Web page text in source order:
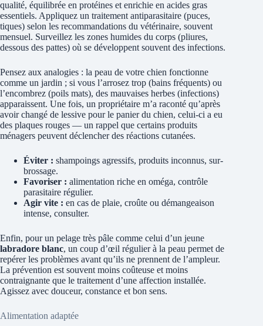
qualité, équilibrée en protéines et enrichie en acides gras
essentiels. Appliquez un traitement antiparasitaire (puces,
tiques) selon les recommandations du vétérinaire, souvent
mensuel. Surveillez les zones humides du corps (pliures,
dessous des pattes) où se développent souvent des infections.
Pensez aux analogies : la peau de votre chien fonctionne
comme un jardin ; si vous l’arrosez trop (bains fréquents) ou
l’encombrez (poils mats), des mauvaises herbes (infections)
apparaissent. Une fois, un propriétaire m’a raconté qu’après
avoir changé de lessive pour le panier du chien, celui-ci a eu
des plaques rouges — un rappel que certains produits
ménagers peuvent déclencher des réactions cutanées.
Éviter : shampoings agressifs, produits inconnus, sur-
brossage.
Favoriser : alimentation riche en oméga, contrôle
parasitaire régulier.
Agir vite : en cas de plaie, croûte ou démangeaison
intense, consulter.
Enfin, pour un pelage très pâle comme celui d’un jeune
labradore blanc, un coup d’œil régulier à la peau permet de
repérer les problèmes avant qu’ils ne prennent de l’ampleur.
La prévention est souvent moins coûteuse et moins
contraignante que le traitement d’une affection installée.
Agissez avec douceur, constance et bon sens.
Alimentation adaptée